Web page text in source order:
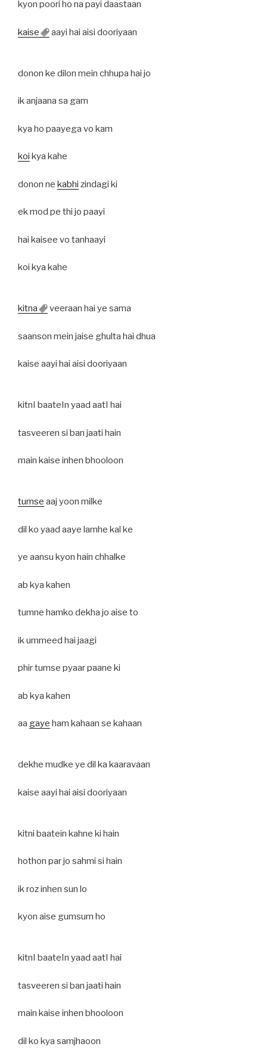
kyon poori ho na payi daastaan
kaise aayi hai aisi dooriyaan
donon ke dilon mein chhupa hai jo
ik anjaana sa gam
kya ho paayega vo kam
koi kya kahe
donon ne kabhi zindagi ki
ek mod pe thi jo paayi
hai kaisee vo tanhaayi
koi kya kahe
kitna veeraan hai ye sama
saanson mein jaise ghulta hai dhua
kaise aayi hai aisi dooriyaan
kitnI baateIn yaad aatI hai
tasveeren si ban jaati hain
main kaise inhen bhooloon
tumse aaj yoon milke
dil ko yaad aaye lamhe kal ke
ye aansu kyon hain chhalke
ab kya kahen
tumne hamko dekha jo aise to
ik ummeed hai jaagi
phir tumse pyaar paane ki
ab kya kahen
aa gaye ham kahaan se kahaan
dekhe mudke ye dil ka kaaravaan
kaise aayi hai aisi dooriyaan
kitni baatein kahne ki hain
hothon par jo sahmi si hain
ik roz inhen sun lo
kyon aise gumsum ho
kitnI baateIn yaad aatI hai
tasveeren si ban jaati hain
main kaise inhen bhooloon
dil ko kya samjhaoon